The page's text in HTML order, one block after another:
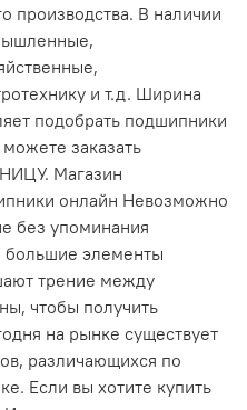
производства. В наличии
и т.д. Ширина
подобрать подшипники
заказать
Магазин
онлайн Невозможно
без упоминания
большие элементы
трение между
чтобы получить
на рынке существует
различающихся по
Если вы хотите купить